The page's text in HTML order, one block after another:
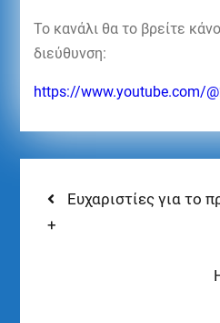
Το κανάλι θα το βρείτε
διεύθυνση:
https://www.youtube.com/
Ευχαριστίες για το
+